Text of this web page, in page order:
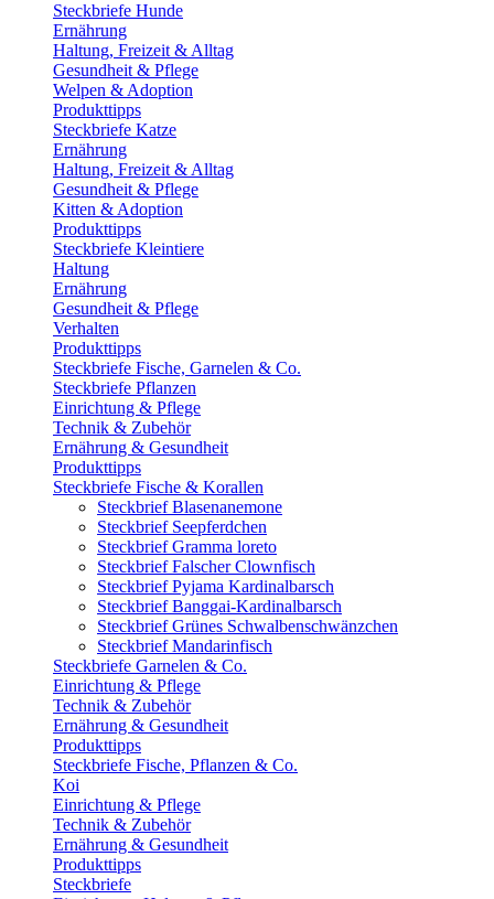
Steckbriefe Hunde
Ernährung
Haltung, Freizeit & Alltag
Gesundheit & Pflege
Welpen & Adoption
Produkttipps
Steckbriefe Katze
Ernährung
Haltung, Freizeit & Alltag
Gesundheit & Pflege
Kitten & Adoption
Produkttipps
Steckbriefe Kleintiere
Haltung
Ernährung
Gesundheit & Pflege
Verhalten
Produkttipps
Steckbriefe Fische, Garnelen & Co.
Steckbriefe Pflanzen
Einrichtung & Pflege
Technik & Zubehör
Ernährung & Gesundheit
Produkttipps
Steckbriefe Fische & Korallen
Steckbrief Blasenanemone
Steckbrief Seepferdchen
Steckbrief Gramma loreto
Steckbrief Falscher Clownfisch
Steckbrief Pyjama Kardinalbarsch
Steckbrief Banggai-Kardinalbarsch
Steckbrief Grünes Schwalbenschwänzchen
Steckbrief Mandarinfisch
Steckbriefe Garnelen & Co.
Einrichtung & Pflege
Technik & Zubehör
Ernährung & Gesundheit
Produkttipps
Steckbriefe Fische, Pflanzen & Co.
Koi
Einrichtung & Pflege
Technik & Zubehör
Ernährung & Gesundheit
Produkttipps
Steckbriefe